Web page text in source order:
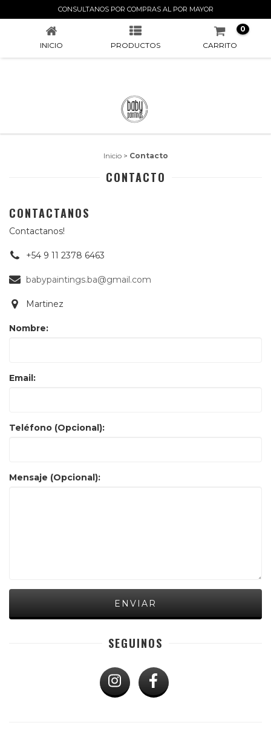
CONSULTANOS POR COMPRAS AL POR MAYOR
CONTACTO
INICIO PRODUCTOS CARRITO
0
Inicio > Contacto
CONTACTO
CONTACTANOS
Contactanos!
+54 9 11 2378 6463
babypaintings.ba@gmail.com
Martinez
Nombre:
Email:
Teléfono (Opcional):
Mensaje (Opcional):
SEGUINOS